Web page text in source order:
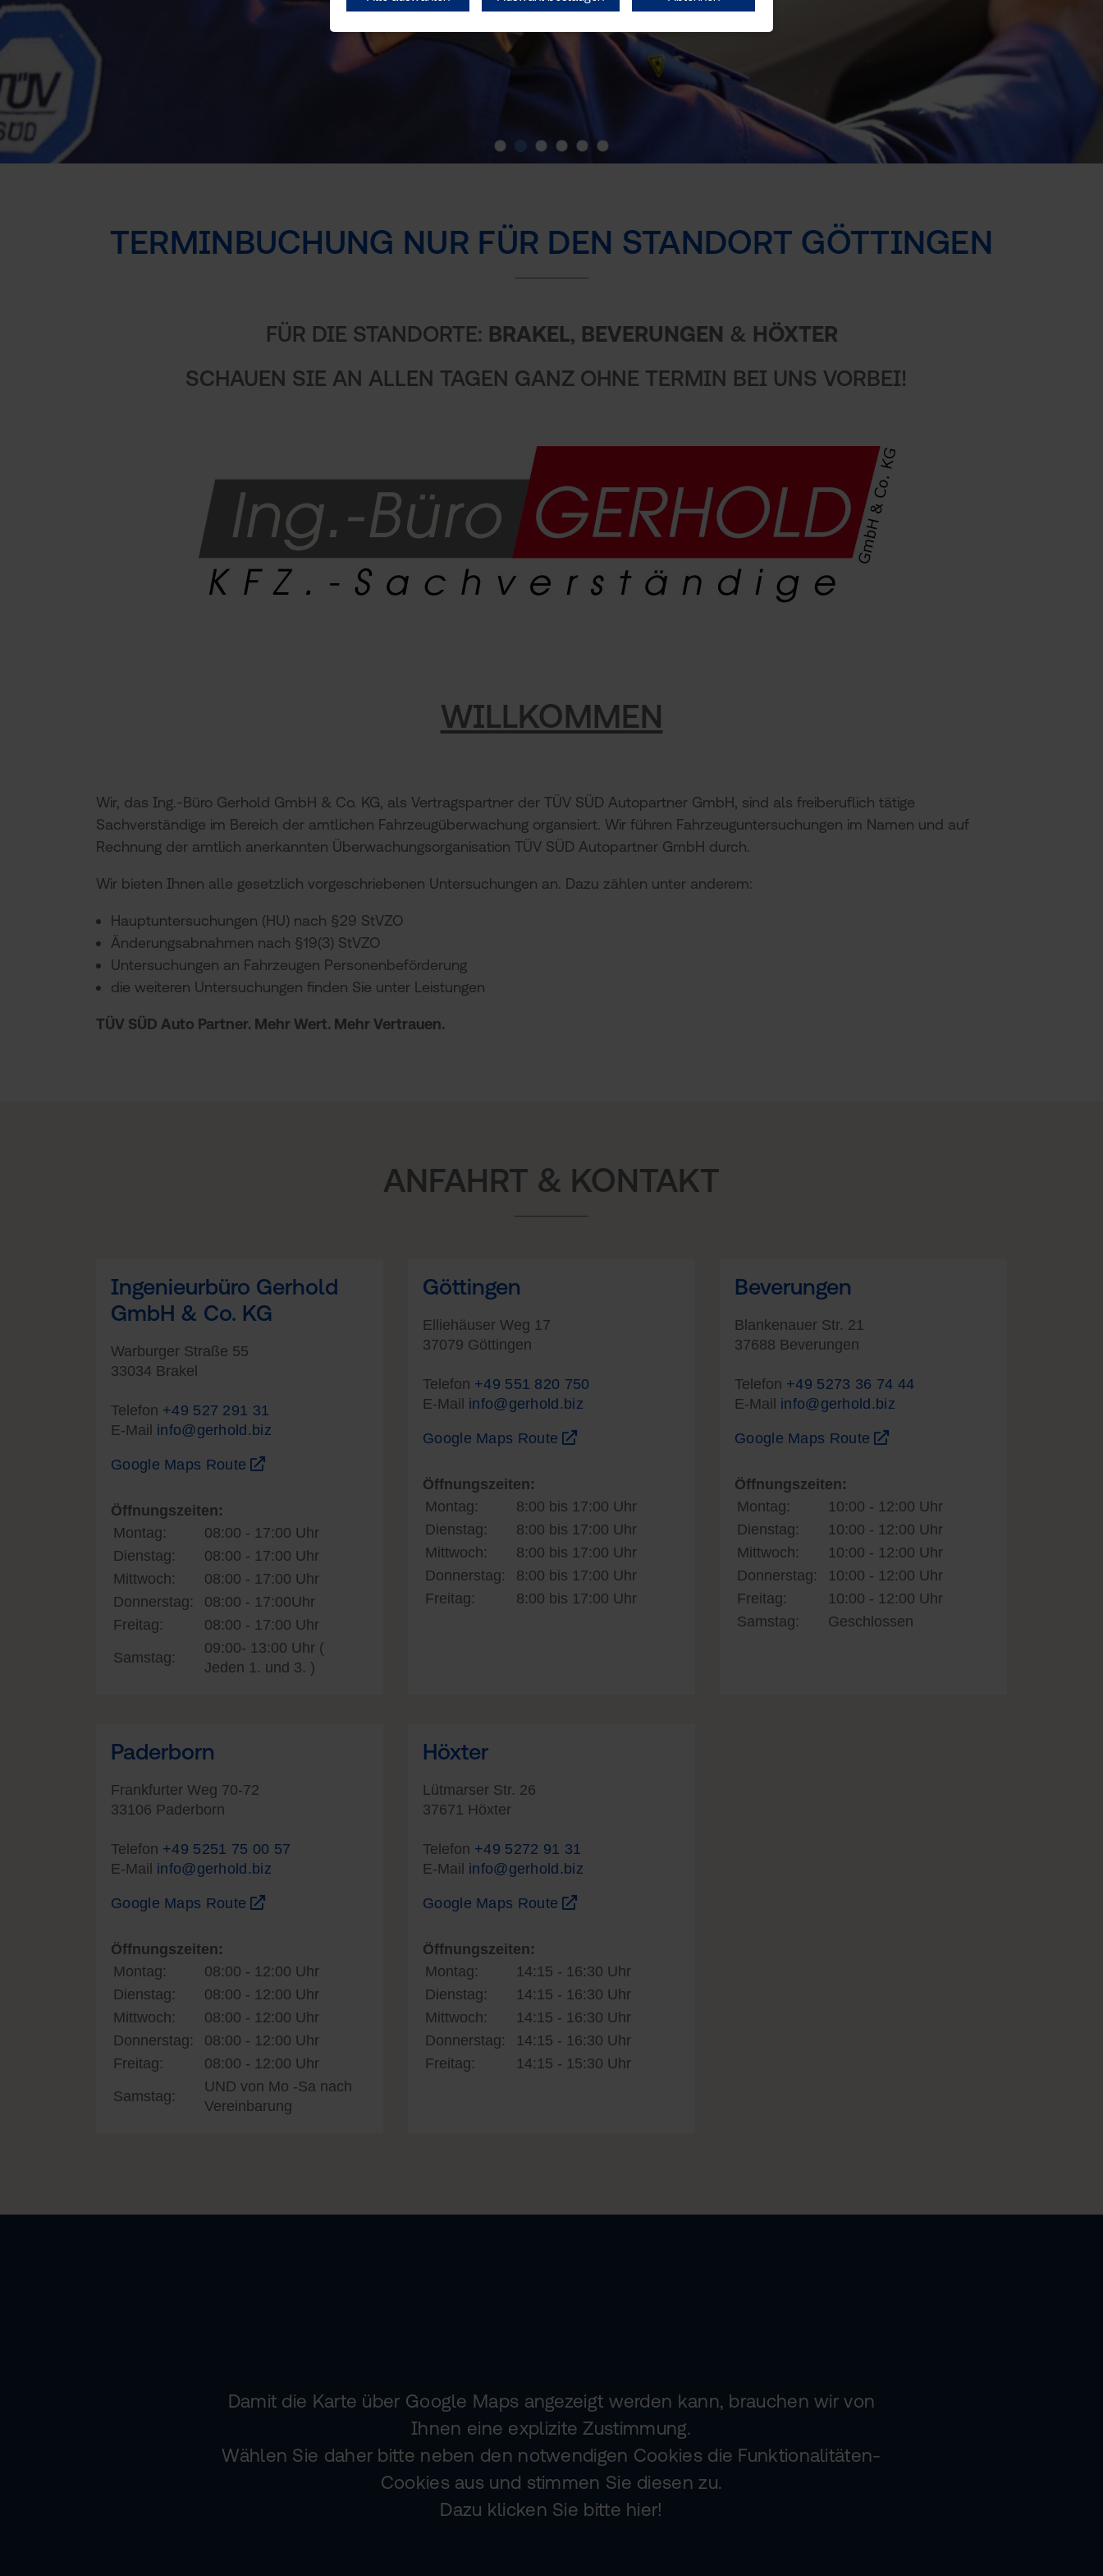
Slide 1Slide 2Slide 3Slide 4Slide 5Slide 6
TERMINBUCHUNG NUR FÜR DEN STANDORT GÖTTINGEN
FÜR DIE STANDORTE: BRAKEL, BEVERUNGEN & HÖXTER
SCHAUEN SIE AN ALLEN TAGEN GANZ OHNE TERMIN BEI UNS VORBEI!
WILLKOMMEN
Wir, das Ing.-Büro Gerhold GmbH & Co. KG, als Vertragspartner der TÜV SÜD Autopartner GmbH, sind als freiberuflich tätige
Sachverständige im Bereich der amtlichen Fahrzeugüberwachung organsiert. Wir führen Fahrzeuguntersuchungen im Namen und auf
Rechnung der amtlich anerkannten Überwachungsorganisation TÜV SÜD Autopartner GmbH durch.
Wir bieten Ihnen alle gesetzlich vorgeschriebenen Untersuchungen an. Dazu zählen unter anderem:
Hauptuntersuchungen (HU) nach §29 StVZO
Änderungsabnahmen nach §19(3) StVZO
Untersuchungen an Fahrzeugen Personenbeförderung
die weiteren Untersuchungen finden Sie unter Leistungen
TÜV SÜD Auto Partner. Mehr Wert. Mehr Vertrauen.
ANFAHRT & KONTAKT
Ingenieurbüro Gerhold
GmbH & Co. KG
Warburger Straße 55
33034 Brakel
Telefon +49 527 291 31
E-Mail info@gerhold.biz
Google Maps Route
Öffnungszeiten:
Montag:
08:00 - 17:00 Uhr
Dienstag:
08:00 - 17:00 Uhr
Mittwoch:
08:00 - 17:00 Uhr
Donnerstag:
08:00 - 17:00Uhr
Freitag:
08:00 - 17:00 Uhr
Samstag:
09:00- 13:00 Uhr (
Jeden 1. und 3. )
Göttingen
Elliehäuser Weg 17
37079 Göttingen
Telefon +49 551 820 750
E-Mail info@gerhold.biz
Google Maps Route
Öffnungszeiten:
Montag:
8:00 bis 17:00 Uhr
Dienstag:
8:00 bis 17:00 Uhr
Mittwoch:
8:00 bis 17:00 Uhr
Donnerstag:
8:00 bis 17:00 Uhr
Freitag:
8:00 bis 17:00 Uhr
Beverungen
Blankenauer Str. 21
37688 Beverungen
Telefon +49 5273 36 74 44
E-Mail info@gerhold.biz
Google Maps Route
Öffnungszeiten:
Montag:
10:00 - 12:00 Uhr
Dienstag:
10:00 - 12:00 Uhr
Mittwoch:
10:00 - 12:00 Uhr
Donnerstag:
10:00 - 12:00 Uhr
Freitag:
10:00 - 12:00 Uhr
Samstag:
Geschlossen
Paderborn
Frankfurter Weg 70-72
33106 Paderborn
Telefon +49 5251 75 00 57
E-Mail info@gerhold.biz
Google Maps Route
Öffnungszeiten:
Montag:
08:00 - 12:00 Uhr
Dienstag:
08:00 - 12:00 Uhr
Mittwoch:
08:00 - 12:00 Uhr
Donnerstag:
08:00 - 12:00 Uhr
Freitag:
08:00 - 12:00 Uhr
Samstag:
UND von Mo -Sa nach
Vereinbarung
Höxter
Lütmarser Str. 26
37671 Höxter
Telefon +49 5272 91 31
E-Mail info@gerhold.biz
Google Maps Route
Öffnungszeiten:
Montag:
14:15 - 16:30 Uhr
Dienstag:
14:15 - 16:30 Uhr
Mittwoch:
14:15 - 16:30 Uhr
Donnerstag:
14:15 - 16:30 Uhr
Freitag:
14:15 - 15:30 Uhr
Damit die Karte über Google Maps angezeigt werden kann, brauchen wir von
Ihnen eine explizite Zustimmung.
Wählen Sie daher bitte neben den notwendigen Cookies die Funktionalitäten-
Cookies aus und stimmen Sie diesen zu.
Dazu klicken Sie bitte hier!